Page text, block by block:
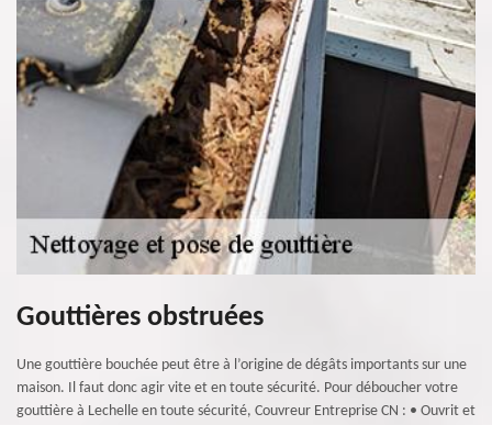
Gouttières obstruées
Une gouttière bouchée peut être à l’origine de dégâts importants sur une
maison. Il faut donc agir vite et en toute sécurité. Pour déboucher votre
gouttière à Lechelle en toute sécurité, Couvreur Entreprise CN : • Ouvrit et